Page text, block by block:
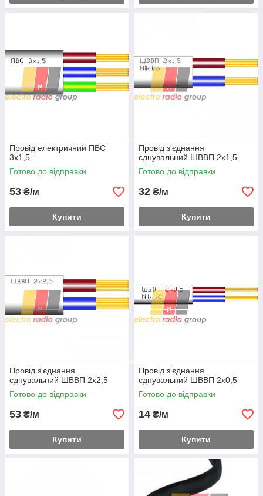
Провід електричний ПВС
3х1,5
Готово до відправки
53 ₴/м
Купити
Провід з'єднання
єднувальний ШВВП 2х1,5
Готово до відправки
32 ₴/м
Купити
Провід з'єднання
єднувальний ШВВП 2х2,5
Готово до відправки
53 ₴/м
Купити
Провід з'єднання
єднувальний ШВВП 2х0,5
Готово до відправки
14 ₴/м
Купити